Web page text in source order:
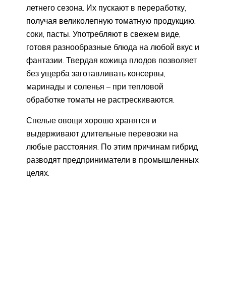
летнего сезона. Их пускают в переработку,
получая великолепную томатную продукцию:
соки, пасты. Употребляют в свежем виде,
готовя разнообразные блюда на любой вкус и
фантазии. Твердая кожица плодов позволяет
без ущерба заготавливать консервы,
маринады и соленья – при тепловой
обработке томаты не растрескиваются.
Спелые овощи хорошо хранятся и
выдерживают длительные перевозки на
любые расстояния. По этим причинам гибрид
разводят предприниматели в промышленных
целях.